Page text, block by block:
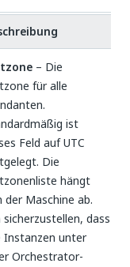
– Die
für alle
ist
Feld auf UTC
Die
hängt
der Maschine ab.
sicherzustellen, dass
Instanzen unter
Orchestrator-